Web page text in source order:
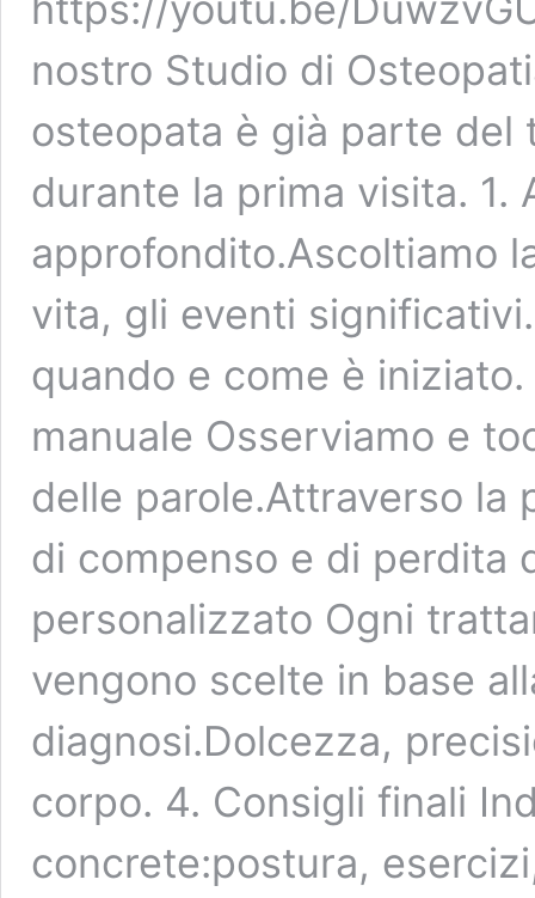
nostro Studio di
osteopata è già parte del
durante la prima visita. 1.
approfondito.Ascoltiamo
vita, gli eventi
quando e come è
manuale Osserviamo e
delle parole.Attraverso la
di compenso e di perdita
personalizzato Ogni
vengono scelte in base
diagnosi.Dolcezza,
corpo. 4. Consigli finali
concrete:postura,